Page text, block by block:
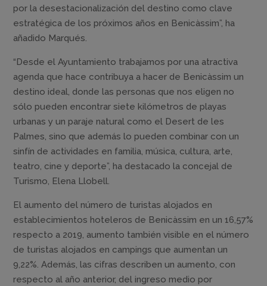
por la desestacionalización del destino como clave
estratégica de los próximos años en Benicàssim”, ha
añadido Marqués.
“Desde el Ayuntamiento trabajamos por una atractiva
agenda que hace contribuya a hacer de Benicàssim un
destino ideal, donde las personas que nos eligen no
sólo pueden encontrar siete kilómetros de playas
urbanas y un paraje natural como el Desert de les
Palmes, sino que además lo pueden combinar con un
sinfín de actividades en familia, música, cultura, arte,
teatro, cine y deporte”, ha destacado la concejal de
Turismo, Elena Llobell.
El aumento del número de turistas alojados en
establecimientos hoteleros de Benicàssim en un 16,57%
respecto a 2019, aumento también visible en el número
de turistas alojados en campings que aumentan un
9,22%. Además, las cifras describen un aumento, con
respecto al año anterior, del ingreso medio por